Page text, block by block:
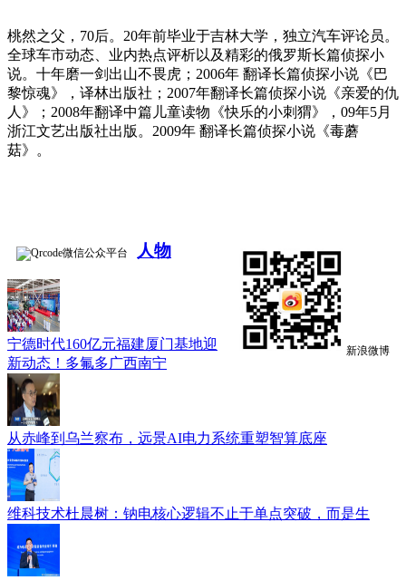
桃然之父，70后。20年前毕业于吉林大学，独立汽车评论员。
全球车市动态、业内热点评析以及精彩的俄罗斯长篇侦探小
说。十年磨一剑出山不畏虎；2006年 翻译长篇侦探小说《巴
黎惊魂》，译林出版社；2007年翻译长篇侦探小说《亲爱的仇
人》；2008年翻译中篇儿童读物《快乐的小刺猬》，09年5月
浙江文艺出版社出版。2009年 翻译长篇侦探小说《毒蘑
菇》。
微信公众平台
新浪微博
人物
宁德时代160亿元福建厦门基地迎
新动态！多氟多广西南宁
从赤峰到乌兰察布，远景AI电力系统重塑智算底座
维科技术杜晨树：钠电核心逻辑不止于单点突破，而是生